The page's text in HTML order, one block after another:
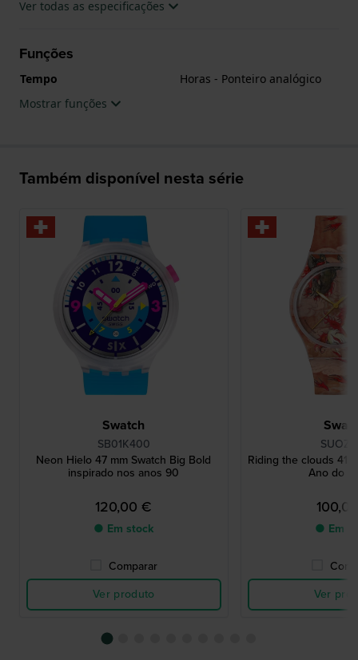
Ver todas as especificações
Funções
Tempo
Horas - Ponteiro analógico
Mostrar funções
Também disponível nesta série
Swatch
SB01K400
Neon Hielo 47 mm Swatch Big Bold
inspirado nos anos 90
120,00 €
● Em stock
Comparar
Ver produto
Riding the clouds 41
Ano do
● Em
Ver